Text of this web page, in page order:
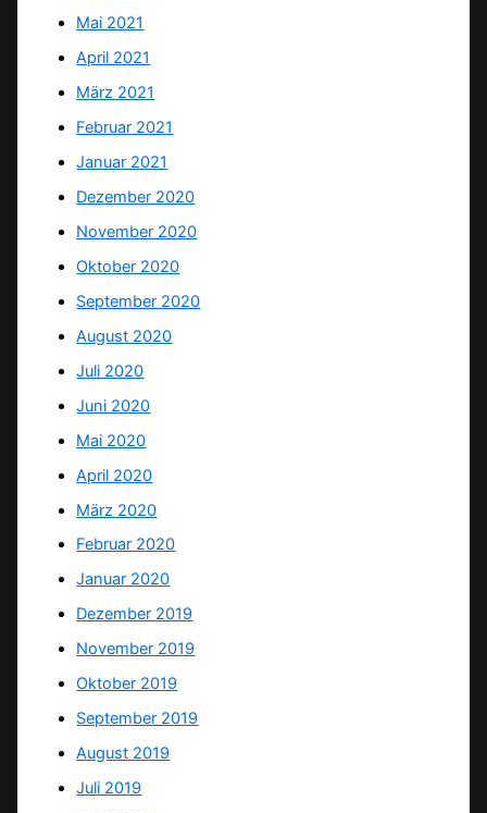
Mai 2021
April 2021
März 2021
Februar 2021
Januar 2021
Dezember 2020
November 2020
Oktober 2020
September 2020
August 2020
Juli 2020
Juni 2020
Mai 2020
April 2020
März 2020
Februar 2020
Januar 2020
Dezember 2019
November 2019
Oktober 2019
September 2019
August 2019
Juli 2019